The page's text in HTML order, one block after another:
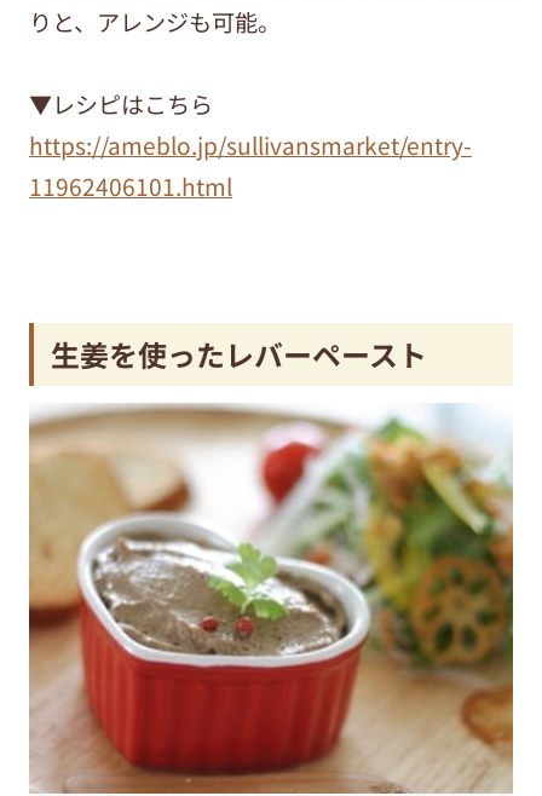
りと、アレンジも可能。
▼レシピはこちら
https://ameblo.jp/sullivansmarket/entry-
11962406101.html
生姜を使ったレバーペースト